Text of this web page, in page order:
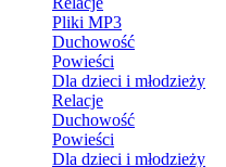
Pliki MP3
Duchowość
Powieści
Dla dzieci i młodzieży
Relacje
Duchowość
Powieści
Dla dzieci i młodzieży